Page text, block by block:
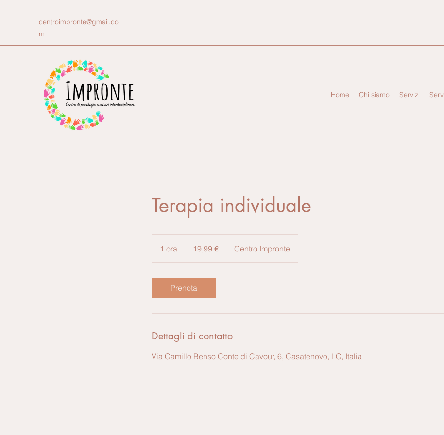
centroimpronte@gmail.co
m
Home Chi siamo Servizi
Terapia individuale
1 ora
o
19,99 € Centro Impronte
Prenota
Dettagli di contatto
Via Camillo Benso Conte di Cavour, 6, Casatenovo, LC, Italia